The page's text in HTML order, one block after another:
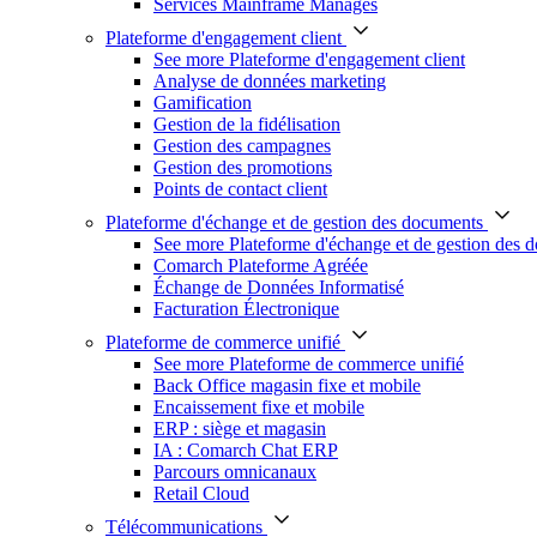
Services Mainframe Managés
Plateforme d'engagement client
See more Plateforme d'engagement client
Analyse de données marketing
Gamification
Gestion de la fidélisation
Gestion des campagnes
Gestion des promotions
Points de contact client
Plateforme d'échange et de gestion des documents
See more Plateforme d'échange et de gestion des
Comarch Plateforme Agréée
Échange de Données Informatisé
Facturation Électronique
Plateforme de commerce unifié
See more Plateforme de commerce unifié
Back Office magasin fixe et mobile
Encaissement fixe et mobile
ERP : siège et magasin
IA : Comarch Chat ERP
Parcours omnicanaux
Retail Cloud
Télécommunications